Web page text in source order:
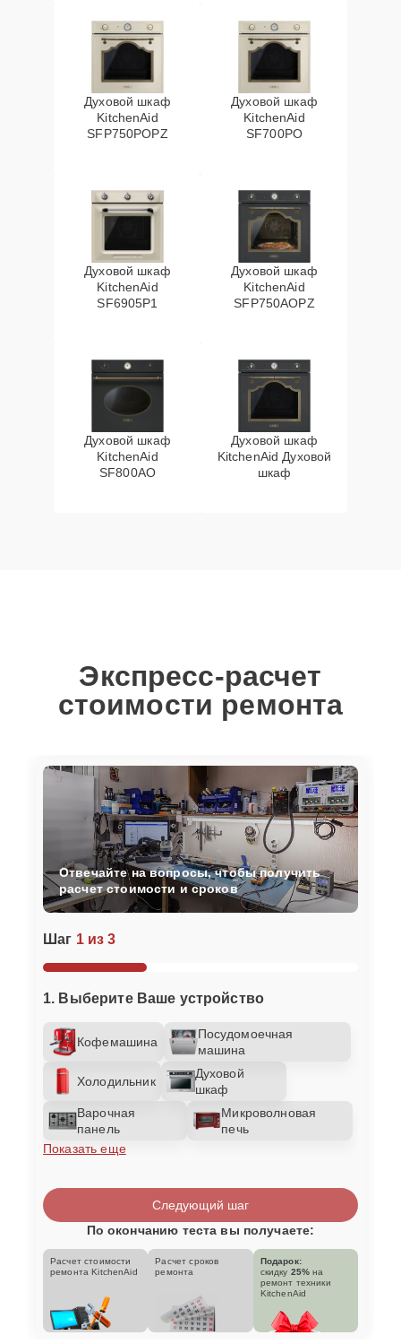
Духовой шкаф
KitchenAid
SFP750POPZ
Духовой шкаф
KitchenAid
SF700PO
Духовой шкаф
KitchenAid
SF6905P1
Духовой шкаф
KitchenAid
SFP750AOPZ
Духовой шкаф
KitchenAid
SF800AO
Духовой шкаф
KitchenAid Духовой
шкаф
Экспресс-расчет
стоимости ремонта
Шаг 1 из 3
1. Выберите Ваше устройство
Кофемашина
Посудомоечная
машина
Холодильник
Духовой
шкаф
Варочная
панель
Микроволновая
печь
Показать еще
Отвечайте на вопросы, чтобы получить
расчет стоимости и сроков
Следующий шаг
По окончанию теста вы получаете:
Расчет стоимости
ремонта KitchenAid
Расчет сроков
ремонта
Подарок:
скидку 25% на
ремонт техники
KitchenAid